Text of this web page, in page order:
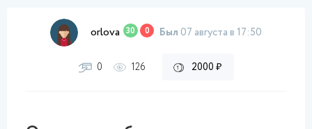
orlova 30 0 Был 07 августа в 17:50
0 126 2000 ₽